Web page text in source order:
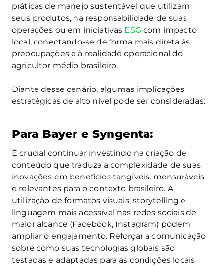
práticas de manejo sustentável que utilizam
seus produtos, na responsabilidade de suas
operações ou em iniciativas ESGcom impacto
local, conectando-se de forma mais direta às
preocupações e à realidade operacional do
agricultor médio brasileiro.
Diante desse cenário, algumas implicações
estratégicas de alto nível pode ser consideradas:
Para Bayer e Syngenta:
É crucial continuar investindo na criação de
conteúdo que traduza a complexidade de suas
inovações em benefícios tangíveis, mensuráveis
e relevantes para o contexto brasileiro. A
utilização de formatos visuais, storytelling e
linguagem mais acessível nas redes sociais de
maior alcance (Facebook, Instagram) podem
ampliar o engajamento. Reforçar a comunicação
sobre como suas tecnologias globais são
testadas e adaptadas para as condições locais